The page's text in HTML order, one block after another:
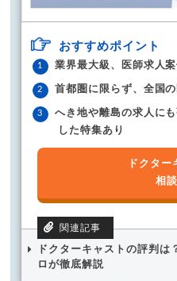
おすすめポイント
業界最大級、医師求人
首都圏に限らず、全国
へき地や離島の求人に
した特集あり
ドクター
相
ドクターキャストの評判
ロが徹底解説